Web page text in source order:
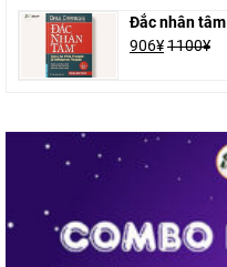
Đắc nhân tâm
906¥1100¥